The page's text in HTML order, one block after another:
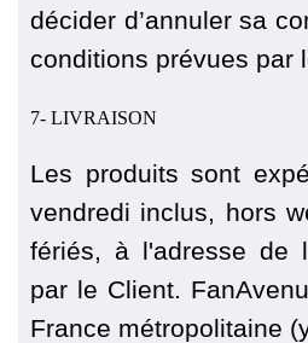
décider d’annuler sa
conditions prévues par
7- LIVRAISON
Les produits sont
vendredi inclus, hors
fériés, à l'adresse de
par le Client.
France métropolitaine